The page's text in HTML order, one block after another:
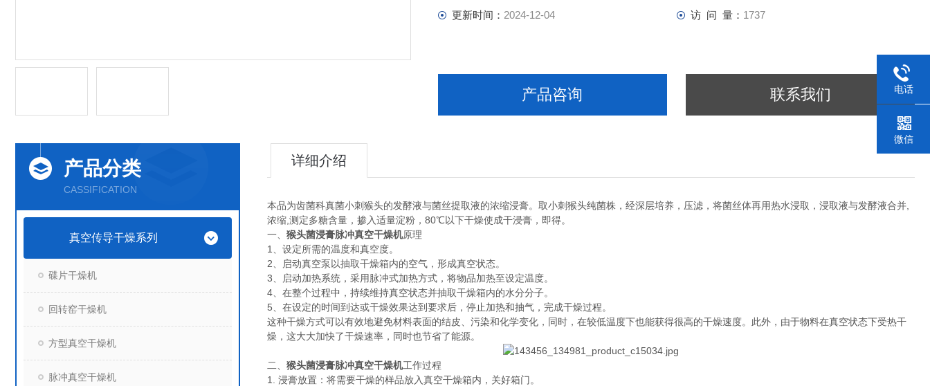
更新时间： 2024-12-04 访 问 量： 1737
产品咨询 联系我们
产品分类
CASSIFICATION
真空传导干燥系列
碟片干燥机
回转窑干燥机
方型真空干燥机
脉冲真空干燥机
详细介绍
本品为齿菌科真菌小刺猴头的发酵液与菌丝提取液的浓缩浸膏。取小刺猴头纯菌株，经深层培养，压滤，将菌丝体再用热水浸取，浸取液与发酵液合并,
浓缩,测定多糖含量，掺入适量淀粉，80℃以下干燥使成干浸膏，即得。
一、 猴头菌浸膏脉冲真空干燥机原理
1、设定所需的温度和真空度。
2、启动真空泵以抽取干燥箱内的空气，形成真空状态。
3、启动加热系统，采用脉冲式加热方式，将物品加热至设定温度。
4、在整个过程中，持续维持真空状态并抽取干燥箱内的水分分子。
5、在设定的时间到达或干燥效果达到要求后，停止加热和抽气，完成干燥过程。
这种干燥方式可以有效地避免材料表面的结皮、污染和化学变化，同时，在较低温度下也能获得很高的干燥速度。此外，由于物料在真空状态下受热干
燥，这大大加快了干燥速率，同时也节省了能源。
二、 猴头菌浸膏脉冲真空干燥机工作过程
1. 浸膏放置：将需要干燥的样品放入真空干燥箱内，关好箱门。
电话
微信